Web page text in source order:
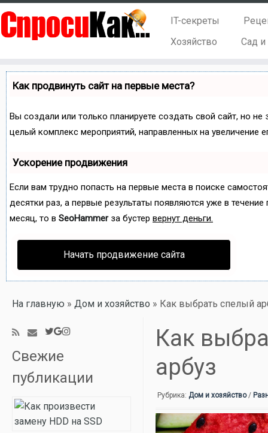
IT-секреты
Хозяйство
Сад и
Как продвинуть сайт на первые места?
Вы создали или только планируете создать свой сайт, но
целый комплекс мероприятий, направленных на
Ускорение продвижения
Если вам трудно попасть на первые места в поиске
десятки раз, а первые результаты появляются уже в
месяц, то в SeoHammerза бустер вернут деньги.
Начать продвижение сайта
На главную » Дом и хозяйство » Как выбрать спелый
Свежие
публикации
Как
арбуз
Рубрика: Дом и хозяйство/